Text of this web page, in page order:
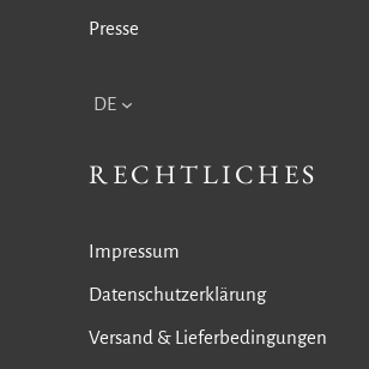
Presse
DE
RECHTLICHES
Impressum
Datenschutzerklärung
Versand & Lieferbedingungen